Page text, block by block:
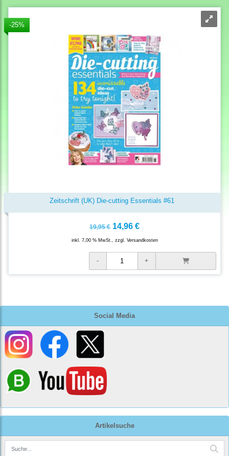
Social Media
Artikelsuche
-25%
Zeitschrift (UK) Die-cutting Essentials #61
19,95 € 14,96 €
inkl. 7,00 % MwSt., zzgl. Versandkosten